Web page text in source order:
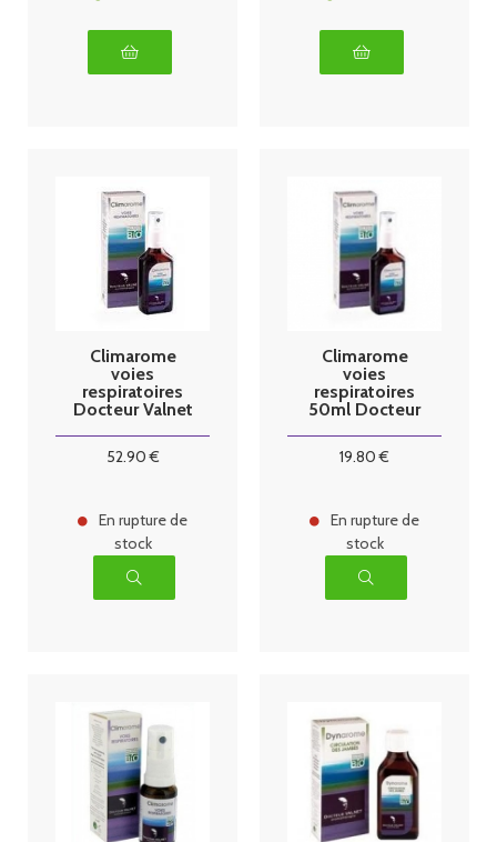
Climarome
voies
respiratoires
Docteur Valnet
52.90€
En rupture de
stock
Climarome
voies
respiratoires
50ml Docteur
19.80 €
En rupture de
stock